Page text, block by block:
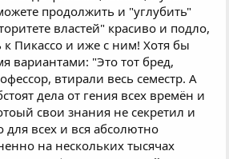
продолжить и "углубить"
властей" красиво и подло,
к Пикассо и иже с ним! Хотя бы
вариантами: "Это тот бред,
втирали весь семестр. А
дела от гения всех времён и
свои знания не секретил и
для всех и вся абсолютно
на нескольких тысячах